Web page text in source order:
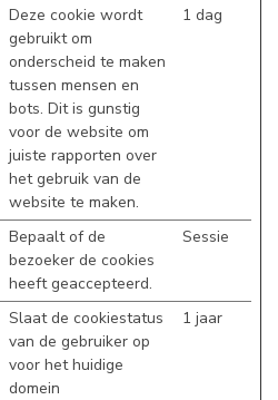
Deze cookie wordt
gebruikt om
onderscheid te maken
tussen mensen en
bots. Dit is gunstig
voor de website om
juiste rapporten over
het gebruik van de
website te maken.
1 dag
Bepaalt of de
bezoeker de cookies
heeft geaccepteerd.
Sessie
Slaat de cookiestatus
van de gebruiker op
voor het huidige
domein
1 jaar